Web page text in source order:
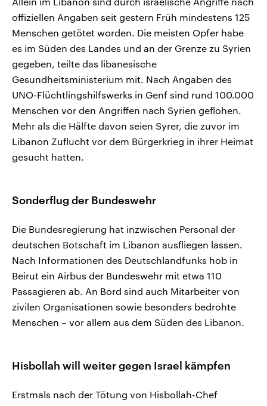
offiziellen Angaben seit gestern Früh mindestens 125
Menschen getötet worden. Die meisten Opfer habe
es im Süden des Landes und an der Grenze zu Syrien
gegeben, teilte das libanesische
Gesundheitsministerium mit. Nach Angaben des
UNO-Flüchtlingshilfswerks in Genf sind rund 100.000
Menschen vor den Angriffen nach Syrien geflohen.
Mehr als die Hälfte davon seien Syrer, die zuvor im
Libanon Zuflucht vor dem Bürgerkrieg in ihrer Heimat
gesucht hatten.
Sonderflug der Bundeswehr
Die Bundesregierung hat inzwischen Personal der
deutschen Botschaft im Libanon ausfliegen lassen.
Nach Informationen des Deutschlandfunks hob in
Beirut ein Airbus der Bundeswehr mit etwa 110
Passagieren ab. An Bord sind auch Mitarbeiter von
zivilen Organisationen sowie besonders bedrohte
Menschen – vor allem aus dem Süden des Libanon.
Hisbollah will weiter gegen Israel kämpfen
Erstmals nach der Tötung von Hisbollah-Chef